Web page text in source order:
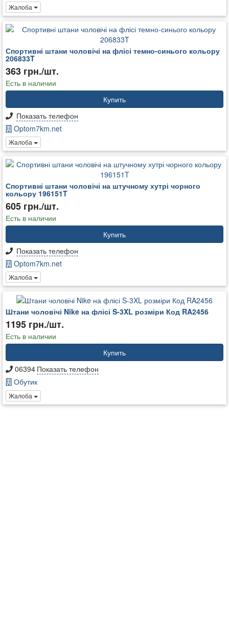
Жалоба
Спортивні штани чоловічі на флісі темно-синього кольору
206833T
363 грн./шт.
Есть в наличии
Купить
Показать телефон
Optom7km.net
Жалоба
Спортивні штани чоловічі на штучному хутрі чорного
кольору 196151T
605 грн./шт.
Есть в наличии
Купить
Показать телефон
Optom7km.net
Жалоба
Штани чоловічі Nike на флісі S-3XL розміри Код RA2456
1195 грн./шт.
Есть в наличии
Купить
06394 Показать телефон
Обутик
Жалоба